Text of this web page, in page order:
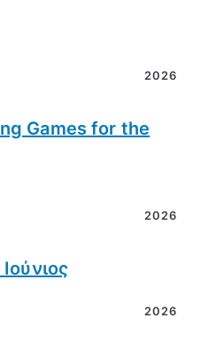
2026
Games for the
2026
2026